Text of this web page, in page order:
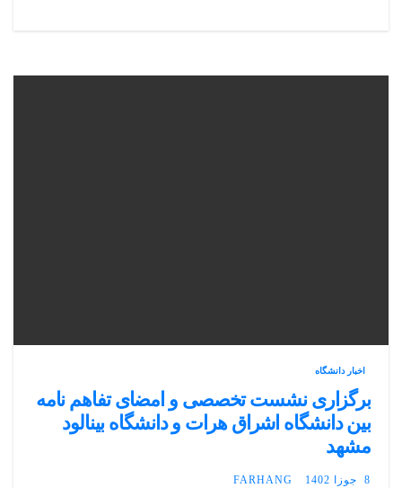
اخبار دانشگاه
برگزاری نشست تخصصی و امضای تفاهم نامه
بین دانشگاه اشراق هرات و دانشگاه بینالود
مشهد
8 جوزا 1402 FARHANG